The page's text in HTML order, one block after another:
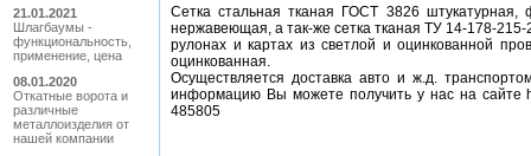
21.01.2021
Шлагбаумы -
функциональность,
применение, цена
08.01.2020
Откатные ворота и
различные
металлоизделия от
нашей компании
Сетка стальная тканая ГОСТ 3826 штукатурная,
нержавеющая, а так-же сетка тканая ТУ 14-178-
рулонах и картах из светлой и оцинкованной
оцинкованная.
Осуществляется доставка авто и ж.д.
информацию Вы можете получить у нас на сайте
485805